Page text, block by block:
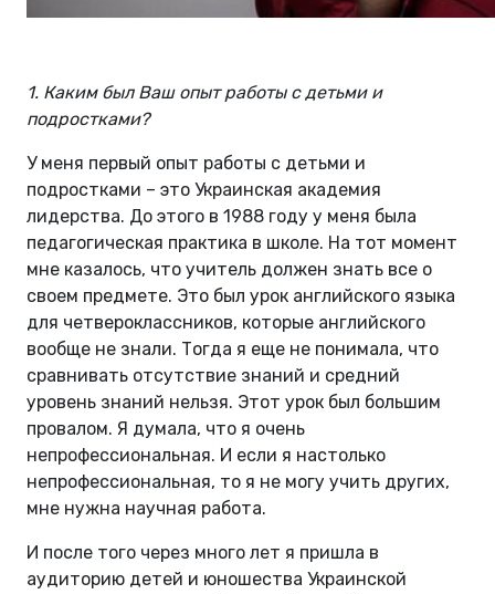
1. Каким был Ваш опыт работы с детьми и
подростками?
У меня первый опыт работы с детьми и
подростками – это Украинская академия
лидерства. До этого в 1988 году у меня была
педагогическая практика в школе. На тот момент
мне казалось, что учитель должен знать все о
своем предмете. Это был урок английского языка
для четвероклассников, которые английского
вообще не знали. Тогда я еще не понимала, что
сравнивать отсутствие знаний и средний
уровень знаний нельзя. Этот урок был большим
провалом. Я думала, что я очень
непрофессиональная. И если я настолько
непрофессиональная, то я не могу учить других,
мне нужна научная работа.
И после того через много лет я пришла в
аудиторию детей и юношества Украинской